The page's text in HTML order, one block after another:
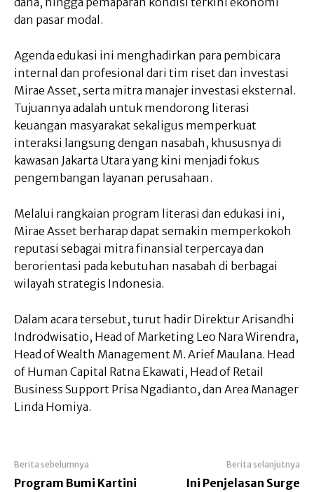
dan pasar modal.
Agenda edukasi ini menghadirkan para pembicara
internal dan profesional dari tim riset dan investasi
Mirae Asset, serta mitra manajer investasi eksternal.
Tujuannya adalah untuk mendorong literasi
keuangan masyarakat sekaligus memperkuat
interaksi langsung dengan nasabah, khususnya di
kawasan Jakarta Utara yang kini menjadi fokus
pengembangan layanan perusahaan.
Melalui rangkaian program literasi dan edukasi ini,
Mirae Asset berharap dapat semakin memperkokoh
reputasi sebagai mitra finansial terpercaya dan
berorientasi pada kebutuhan nasabah di berbagai
wilayah strategis Indonesia.
Dalam acara tersebut, turut hadir Direktur Arisandhi
Indrodwisatio, Head of Marketing Leo Nara Wirendra,
Head of Wealth Management M. Arief Maulana. Head
of Human Capital Ratna Ekawati, Head of Retail
Business Support Prisa Ngadianto, dan Area Manager
Linda Homiya.
Berita sebelumnya
Program Bumi Kartini
Berita selanjutnya
Ini Penjelasan Surge